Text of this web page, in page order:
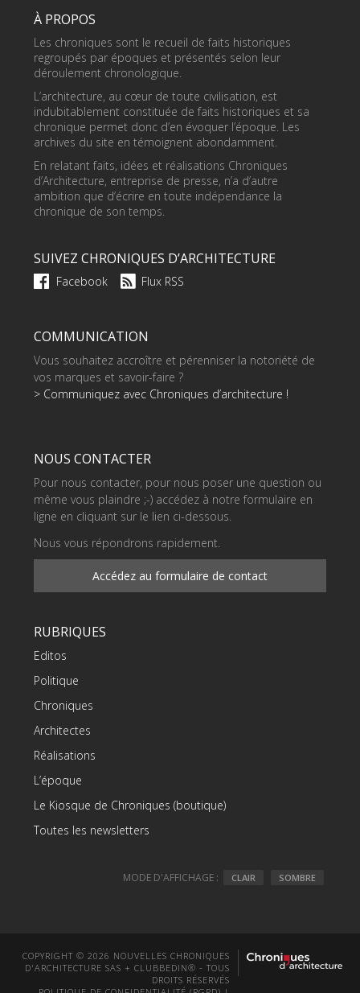
À PROPOS
Les chroniques sont le recueil de faits historiques
regroupés par époques et présentés selon leur
déroulement chronologique.
L’architecture, au cœur de toute civilisation, est
indubitablement constituée de faits historiques et sa
chronique permet donc d’en évoquer l’époque. Les
archives du site en témoignent abondamment.
En relatant faits, idées et réalisations Chroniques
d’Architecture, entreprise de presse, n’a d’autre
ambition que d’écrire en toute indépendance la
chronique de son temps.
SUIVEZ CHRONIQUES D’ARCHITECTURE
Facebook Flux RSS
COMMUNICATION
Vous souhaitez accroître et pérenniser la notoriété de
vos marques et savoir-faire ?
> Communiquez avec Chroniques d’architecture !
NOUS CONTACTER
Pour nous contacter, pour nous poser une question ou
même vous plaindre ;-) accédez à notre formulaire en
ligne en cliquant sur le lien ci-dessous.
Nous vous répondrons rapidement.
Accédez au formulaire de contact
RUBRIQUES
Editos
Politique
Chroniques
Architectes
Réalisations
L’époque
Le Kiosque de Chroniques (boutique)
Toutes les newsletters
MODE D'AFFICHAGE : CLAIR SOMBRE
COPYRIGHT © 2026 NOUVELLES CHRONIQUES
D'ARCHITECTURE SAS + CLUBBEDIN® - TOUS
DROITS RÉSERVÉS